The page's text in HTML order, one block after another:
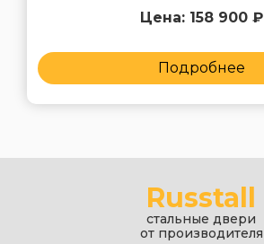
Цена: 158 900 ₽
Подробнее
Russtall
стальные двери
от производителя